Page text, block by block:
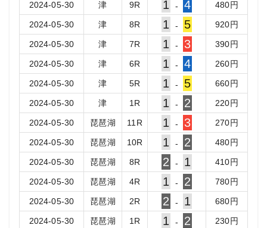
2024-05-30 津 9R 1 - 4 480円
2024-05-30 津 8R 1 - 5 920円
2024-05-30 津 7R 1 - 3 390円
2024-05-30 津 6R 1 - 4 260円
2024-05-30 津 5R 1 - 5 660円
2024-05-30 津 1 R 1 - 2 220円
2024-05-30 琵琶湖 11 R 1 - 3 270円
2024-05-30 琵琶湖 10R 1 - 2 480円
2024-05-30 琵琶湖 8R 2 - 1 410円
2024-05-30 琵琶湖 4R 1 - 2 780円
2024-05-30 琵琶湖 2R 2 - 1 680円
2024-05-30 琵琶湖 1 R 1 - 2 230円